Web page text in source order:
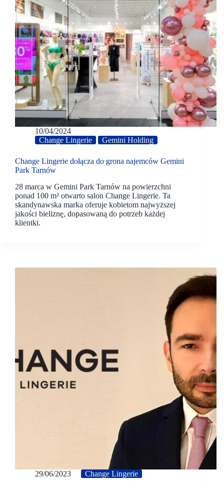
10/04/2024
Change Lingerie
Gemini Holding
Change Lingerie dołącza do grona najemców Gemini
Park Tarnów
28 marca w Gemini Park Tarnów na powierzchni
ponad 100 m² otwarto salon Change Lingerie. Ta
skandynawska marka oferuje kobietom najwyższej
jakości bieliznę, dopasowaną do potrzeb każdej
klientki.
29/06/2023 Change Lingerie